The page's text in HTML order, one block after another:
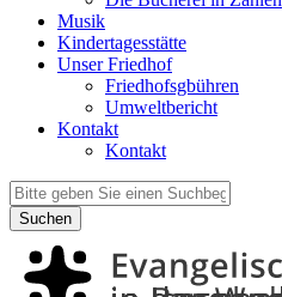
Musik
Kindertagesstätte
Unser Friedhof
Friedhofsgbühren
Umweltbericht
Kontakt
Kontakt
Suchen